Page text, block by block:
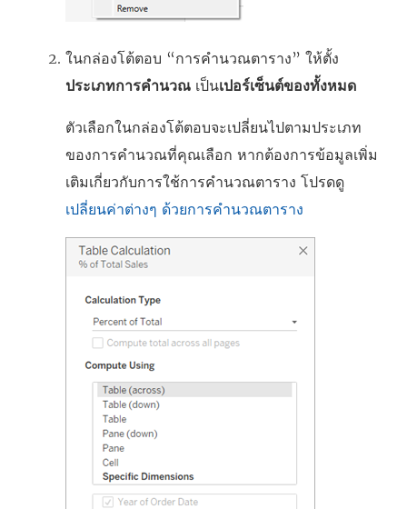
ในกล่องโต้ตอบ “การคำนวณตาราง” ให้ตั้ง
ประเภทการคำนวณ เป็นเปอร์เซ็นต์ของทั้งหมด
ตัวเลือกในกล่องโต้ตอบจะเปลี่ยนไปตามประเภท
ของการคำนวณที่คุณเลือก หากต้องการข้อมูลเพิ่ม
เติมเกี่ยวกับการใช้การคำนวณตาราง โปรดดู
เปลี่ยนค่าต่างๆ ด้วยการคำนวณตาราง